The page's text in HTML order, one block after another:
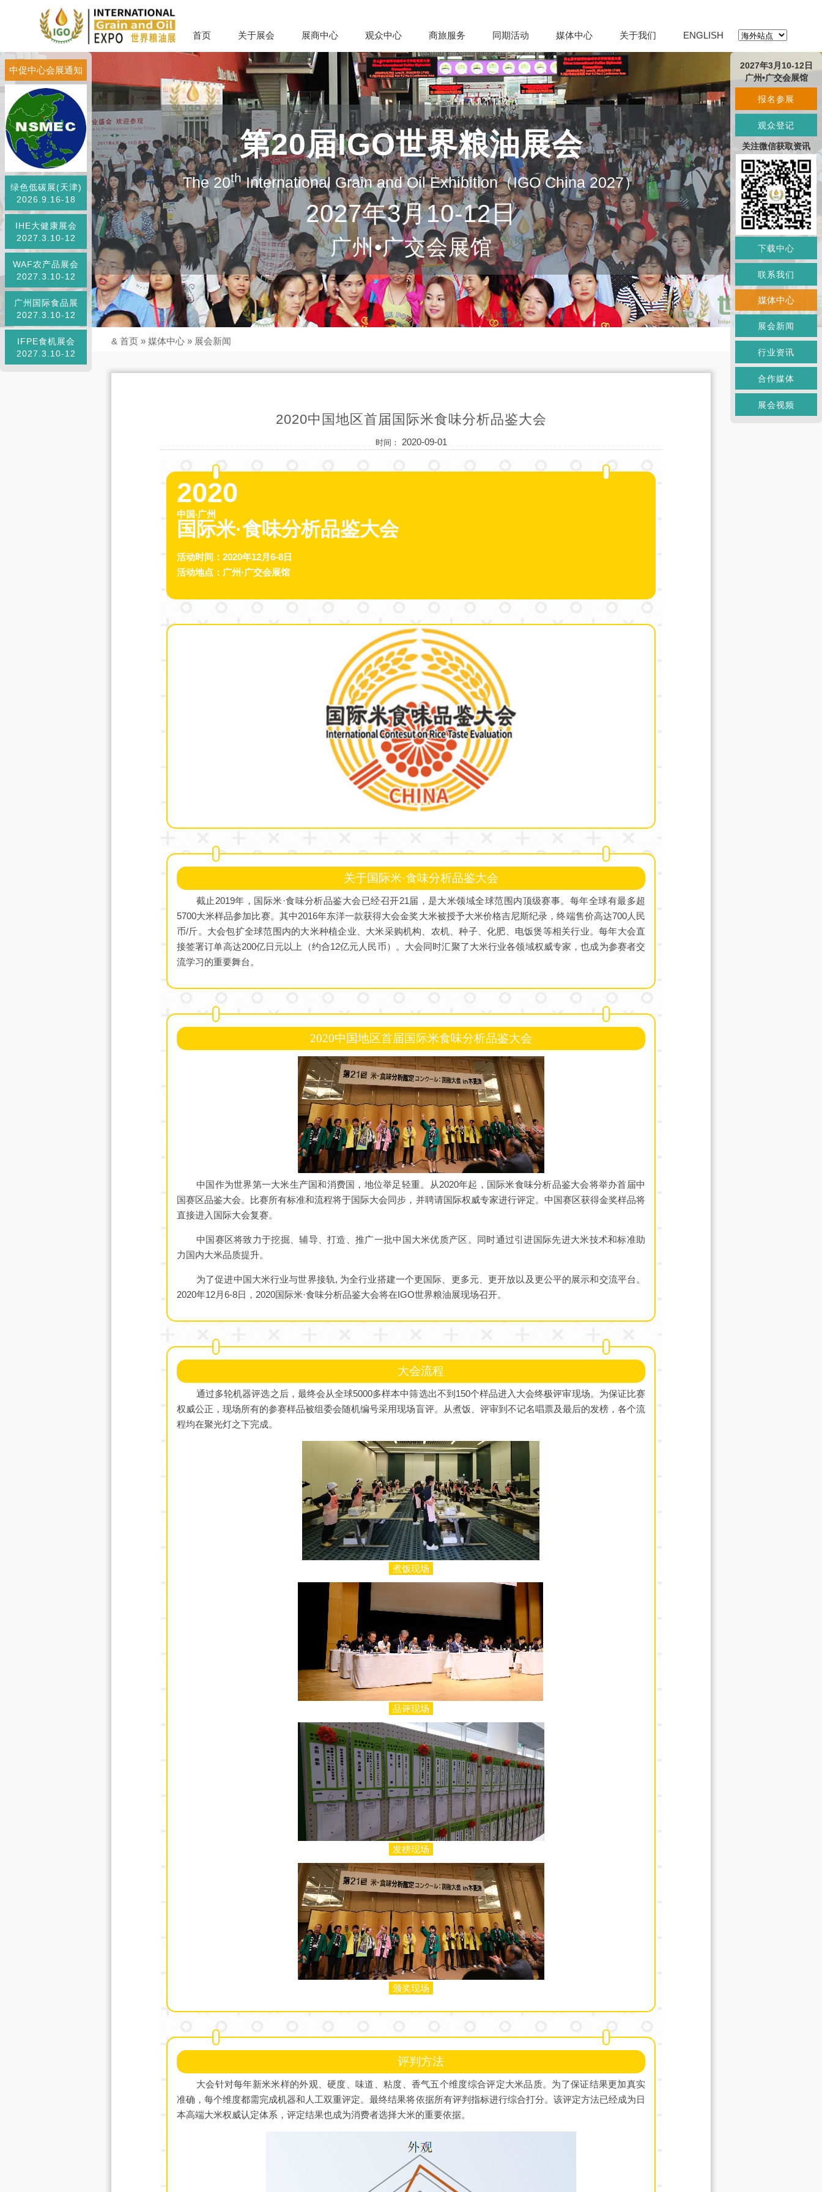
首页 关于展会 展商中心 观众中心 商旅服务 同期活动 媒体中心 关于我们 ENGLISH
第20届IGO世界粮油展会
The 20thInternational Grain and Oil Exhibition（IGO China 2027）
2027年3月10-12日
广州•广交会展馆
中促中心会展通知
绿色低碳展(天津)
2026.9.16-18
IHE大健康展会
2027.3.10-12
WAF农产品展会
2027.3.10-12
广州国际食品展
2027.3.10-12
IFPE食机展会
2027.3.10-12
& 首页 » 媒体中心 » 展会新闻
2020中国地区首届国际米食味分析品鉴大会
时间： 2020-09-01
2020
中国‧广州
国际米·食味分析品鉴大会
活动时间：2020年12月6-8日
活动地点：广州·广交会展馆
关于国际米·食味分析品鉴大会
截止2019年，国际米·食味分析品鉴大会已经召开21届，是大米领域全球范围内顶级赛事。每年全球有最多超
5700大米样品参加比赛。其中2016年东洋一款获得大会金奖大米被授予大米价格吉尼斯纪录，终端售价高达700人民
币/斤。大会包扩全球范围内的大米种植企业、大米采购机构、农机、种子、化肥、电饭煲等相关行业。每年大会直
接签署订单高达200亿日元以上（约合12亿元人民币）。大会同时汇聚了大米行业各领域权威专家，也成为参赛者交
流学习的重要舞台。
2020中国地区首届国际米食味分析品鉴大会
中国作为世界第一大米生产国和消费国，地位举足轻重。从2020年起，国际米食味分析品鉴大会将举办首届中
国赛区品鉴大会。比赛所有标准和流程将于国际大会同步，并聘请国际权威专家进行评定。中国赛区获得金奖样品将
直接进入国际大会复赛。
中国赛区将致力于挖掘、辅导、打造、推广一批中国大米优质产区。同时通过引进国际先进大米技术和标准助
力国内大米品质提升。
为了促进中国大米行业与世界接轨, 为全行业搭建一个更国际、更多元、更开放以及更公平的展示和交流平台。
2020年12月6-8日，2020国际米·食味分析品鉴大会将在IGO世界粮油展现场召开。
大会流程
通过多轮机器评选之后，最终会从全球5000多样本中筛选出不到150个样品进入大会终极评审现场。为保证比赛
权威公正，现场所有的参赛样品被组委会随机编号采用现场盲评。从煮饭、评审到不记名唱票及最后的发榜，各个流
程均在聚光灯之下完成。
煮饭现场
品评现场
发榜现场
颁奖现场
评判方法
大会针对每年新米米样的外观、硬度、味道、粘度、香气五个维度综合评定大米品质。为了保证结果更加真实
准确，每个维度都需完成机器和人工双重评定。最终结果将依据所有评判指标进行综合打分。该评定方法已经成为日
本高端大米权威认定体系，评定结果也成为消费者选择大米的重要依据。
2027年3月10-12日
广州•广交会展馆
报名参展
观众登记
关注微信获取资讯
下载中心
联系我们
媒体中心
展会新闻
行业资讯
合作媒体
展会视频